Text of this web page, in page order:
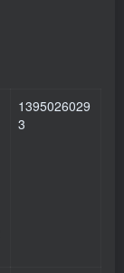
1395026029
3